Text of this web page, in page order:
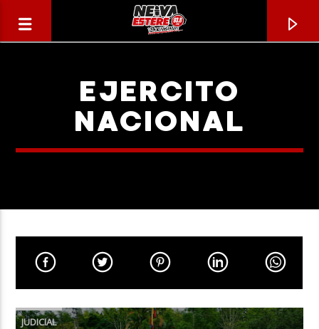
CANCIÓN ACTUAL
TÍTULO
ARTISTA
EJERCITO
NACIONAL
JUDICIAL